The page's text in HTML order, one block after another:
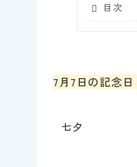
目次
7月7日の記念日
七夕